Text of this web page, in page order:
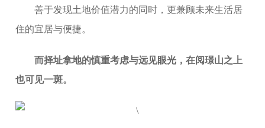
善于发现土地价值潜力的同时，更兼顾未来生活居
住的宜居与便捷。
而择址拿地的慎重考虑与远见眼光，在阅璟山之上
也可见一斑。